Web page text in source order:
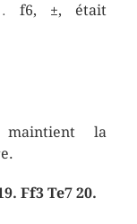
… f6, ±, était
la
Ff3 Te7 20.